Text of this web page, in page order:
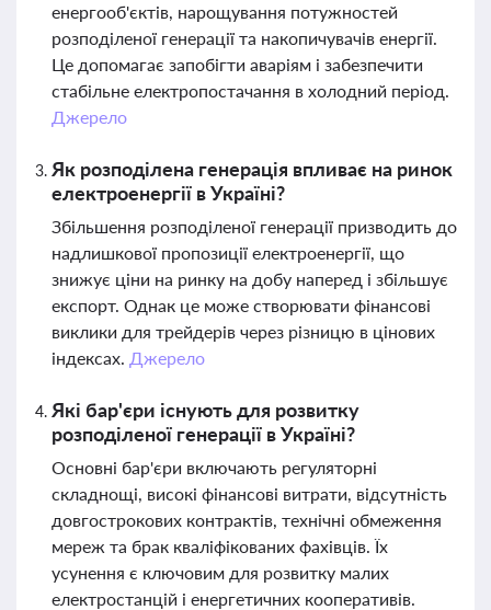
енергооб'єктів, нарощування потужностей
розподіленої генерації та накопичувачів енергії.
Це допомагає запобігти аваріям і забезпечити
стабільне електропостачання в холодний період.
Джерело
Як розподілена генерація впливає на ринок
електроенергії в Україні?
Збільшення розподіленої генерації призводить до
надлишкової пропозиції електроенергії, що
знижує ціни на ринку на добу наперед і збільшує
експорт. Однак це може створювати фінансові
виклики для трейдерів через різницю в цінових
індексах. Джерело
Які бар'єри існують для розвитку
розподіленої генерації в Україні?
Основні бар'єри включають регуляторні
складнощі, високі фінансові витрати, відсутність
довгострокових контрактів, технічні обмеження
мереж та брак кваліфікованих фахівців. Їх
усунення є ключовим для розвитку малих
електростанцій і енергетичних кооперативів.